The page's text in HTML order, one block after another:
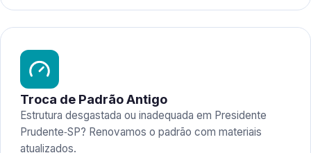
Troca de Padrão Antigo
Estrutura desgastada ou inadequada em Presidente
Prudente‑SP? Renovamos o padrão com materiais
atualizados.